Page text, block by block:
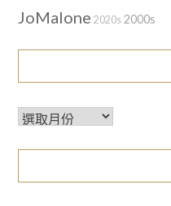
JoMalone 2020s 2000s